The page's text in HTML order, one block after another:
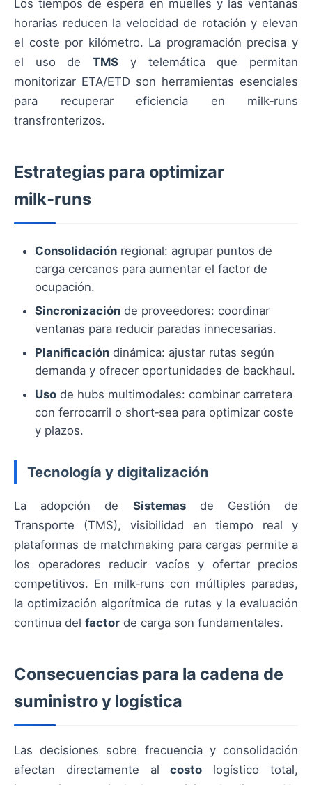
Los tiempos de espera en muelles y las ventanas
horarias reducen la velocidad de rotación y elevan
el coste por kilómetro. La programación precisa y
el uso deTMS y telemática que permitan
monitorizar ETA/ETD son herramientas esenciales
para recuperar eficiencia en milk‑runs
transfronterizos.
Estrategias para optimizar
milk‑runs
Consolidación regional: agrupar puntos de
carga cercanos para aumentar el factor de
ocupación.
Sincronización de proveedores: coordinar
ventanas para reducir paradas innecesarias.
Planificación dinámica: ajustar rutas según
demanda y ofrecer oportunidades de backhaul.
Uso de hubs multimodales: combinar carretera
con ferrocarril o short‑sea para optimizar coste
y plazos.
Tecnología y digitalización
La adopción de Sistemasde Gestión de
Transporte (TMS), visibilidad en tiempo real y
plataformas de matchmaking para cargas permite a
los operadores reducir vacíos y ofertar precios
competitivos. En milk‑runs con múltiples paradas,
la optimización algorítmica de rutas y la evaluación
continua del factor de carga son fundamentales.
Consecuencias para la cadena de
suministro y logística
Las decisiones sobre frecuencia y consolidación
afectan directamente alcosto logístico total,